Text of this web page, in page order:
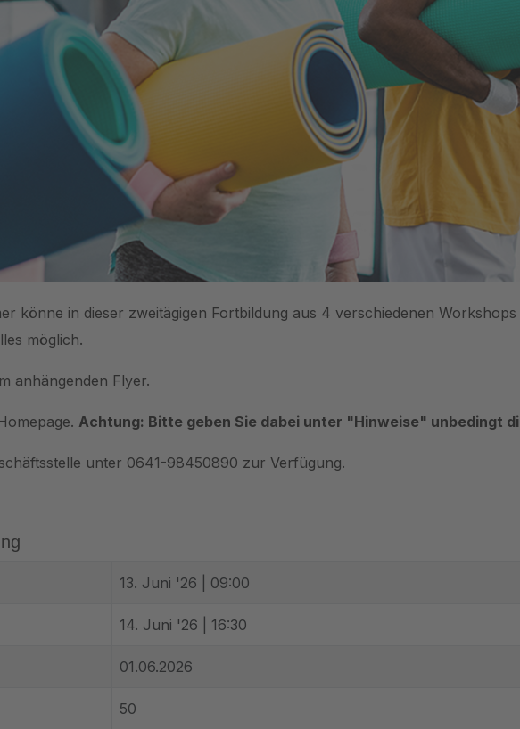
könne in dieser zweitägigen Fortbildung aus 4 verschiedenen
möglich.
anhängenden Flyer.
Achtung: Bitte geben Sie dabei unter "Hinweise" unbedingt
unter 0641-98450890 zur Verfügung.
13. Juni '26 | 09:00
14. Juni '26 | 16:30
01.06.2026
50